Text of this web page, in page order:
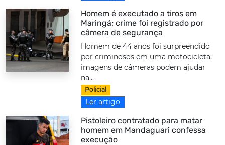
Homem é executado a tiros em
Maringá; crime foi registrado por
câmera de segurança
Homem de 44 anos foi surpreendido
por criminosos em uma motocicleta;
imagens de câmeras podem ajudar
na...
Policial
Ler artigo
Pistoleiro contratado para matar
homem em Mandaguari confessa
execução